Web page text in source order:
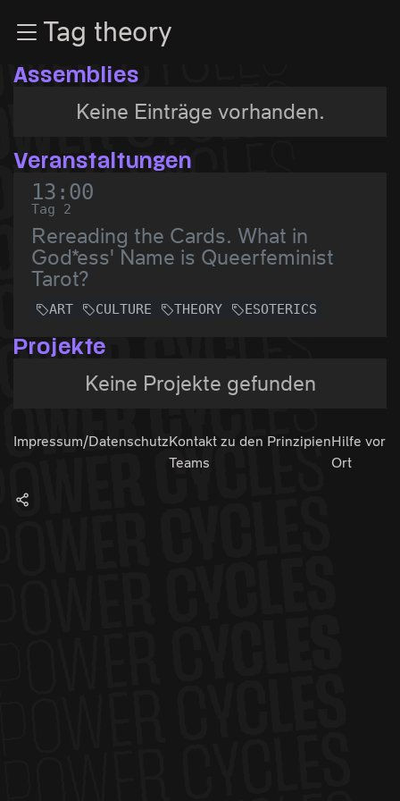
Zum InhaltTag theory
Assemblies
Keine Einträge vorhanden.
Veranstaltungen
13:00
Tag 2
Rereading the Cards. What in
God*ess' Name is Queerfeminist
Tarot?
ART CULTURE THEORY ESOTERICS
Projekte
Keine Projekte gefunden
Impressum/DatenschutzKontakt zu den
Teams
PrinzipienHilfe vor
Ort